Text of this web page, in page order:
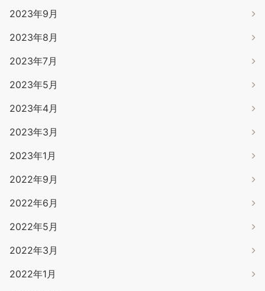
2023年9月
2023年8月
2023年7月
2023年5月
2023年4月
2023年3月
2023年1月
2022年9月
2022年6月
2022年5月
2022年3月
2022年1月